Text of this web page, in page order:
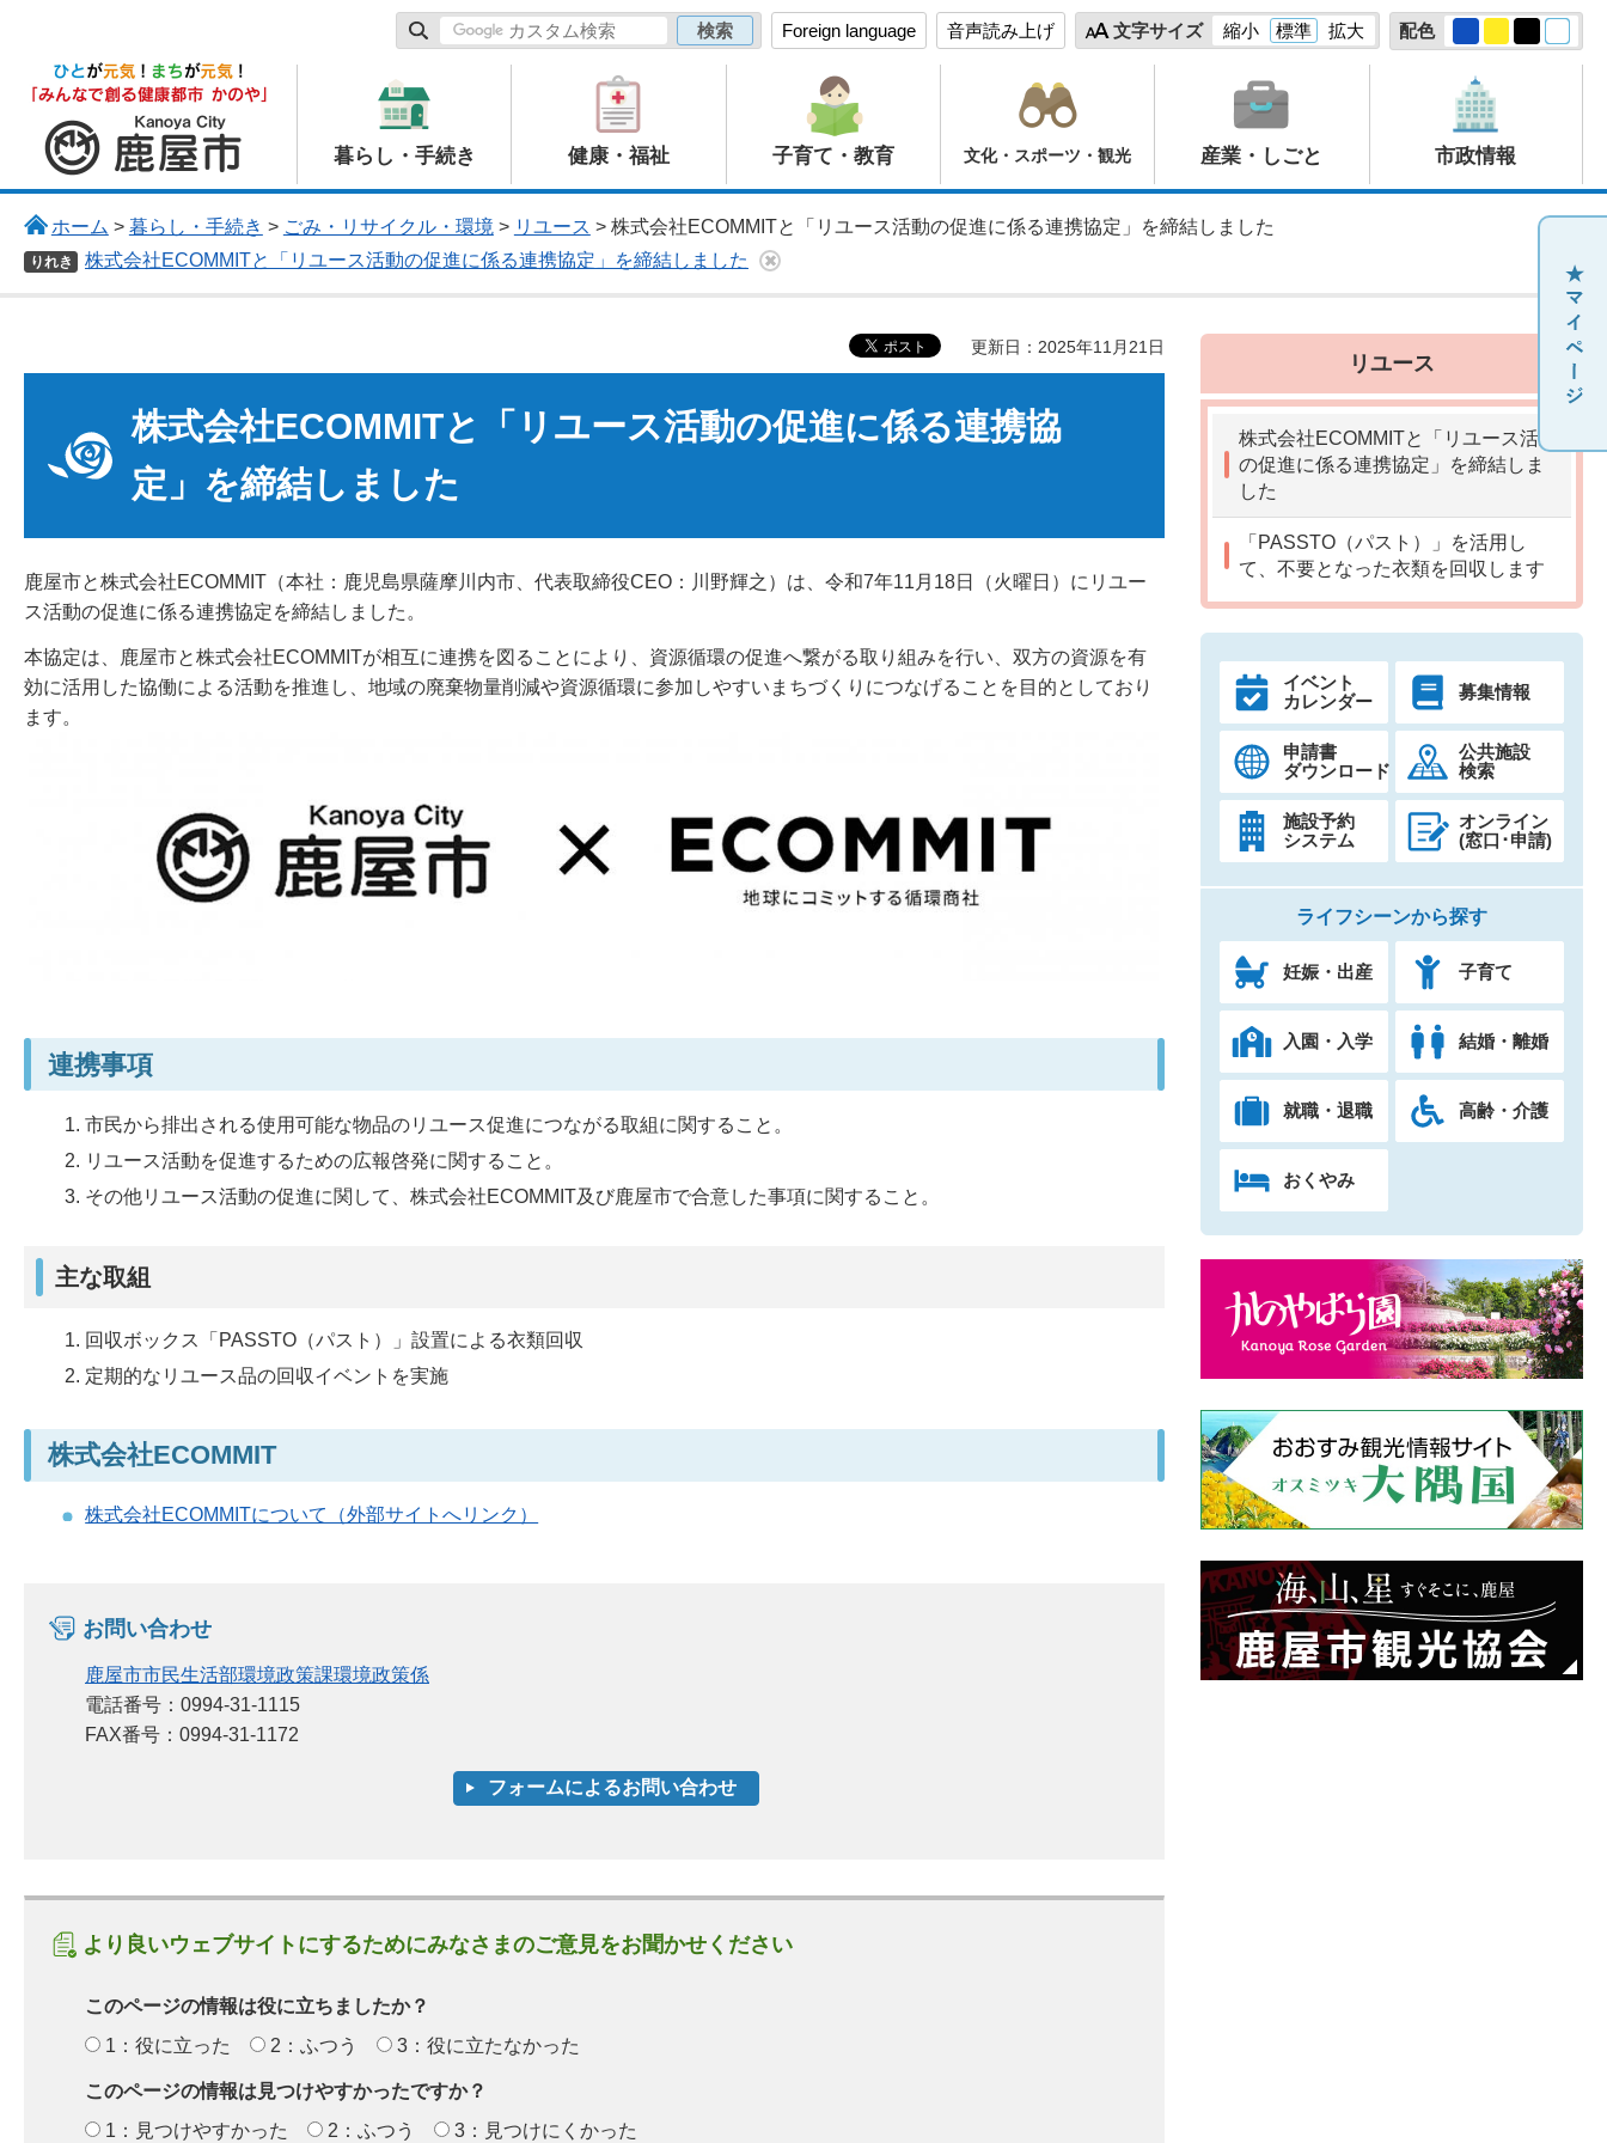
Foreign language 音声読み上げ 文字サイズ 縮小 標準 拡大 配色
鹿屋市
暮らし・手続き 健康・福祉 子育て・教育 文化・スポーツ・観光 産業・しごと 市政情報
ホーム > 暮らし・手続き > ごみ・リサイクル・環境 > リユース > 株式会社ECOMMITと「リユース活動の促進に係る連携協定」を締結しました
りれき 株式会社ECOMMITと「リユース活動の促進に係る連携協定」を締結しました
更新日：2025年11月21日
株式会社ECOMMITと「リユース活動の促進に係る連携協
定」を締結しました
鹿屋市と株式会社ECOMMIT（本社：鹿児島県薩摩川内市、代表取締役CEO：川野輝之）は、令和7年11月18日（火曜日）にリユー
ス活動の促進に係る連携協定を締結しました。
本協定は、鹿屋市と株式会社ECOMMITが相互に連携を図ることにより、資源循環の促進へ繋がる取り組みを行い、双方の資源を有
効に活用した協働による活動を推進し、地域の廃棄物量削減や資源循環に参加しやすいまちづくりにつなげることを目的としており
ます。
連携事項
市民から排出される使用可能な物品のリユース促進につながる取組に関すること。
リユース活動を促進するための広報啓発に関すること。
その他リユース活動の促進に関して、株式会社ECOMMIT及び鹿屋市で合意した事項に関すること。
主な取組
回収ボックス「PASSTO（パスト）」設置による衣類回収
定期的なリユース品の回収イベントを実施
株式会社ECOMMIT
株式会社ECOMMITについて（外部サイトへリンク）
お問い合わせ
鹿屋市市民生活部環境政策課環境政策係
電話番号：0994-31-1115
FAX番号：0994-31-1172
より良いウェブサイトにするためにみなさまのご意見をお聞かせください
このページの情報は役に立ちましたか？
1：役に立った
2：ふつう 3：役に立たなかった
このページの情報は見つけやすかったですか？
1：見つけやすかった
2：ふつう 3：見つけにくかった
リユース
株式会社ECOMMITと「リユース活動
の促進に係る連携協定」を締結しま
した
「PASSTO（パスト）」を活用し
て、不要となった衣類を回収します
イベント
カレンダー
募集情報
申請書
ダウンロード
公共施設
検索
施設予約
システム
オンライン
(窓口･申請)
ライフシーンから探す
妊娠・出産 子育て
入園・入学 結婚・離婚
就職・退職 高齢・介護
おくやみ